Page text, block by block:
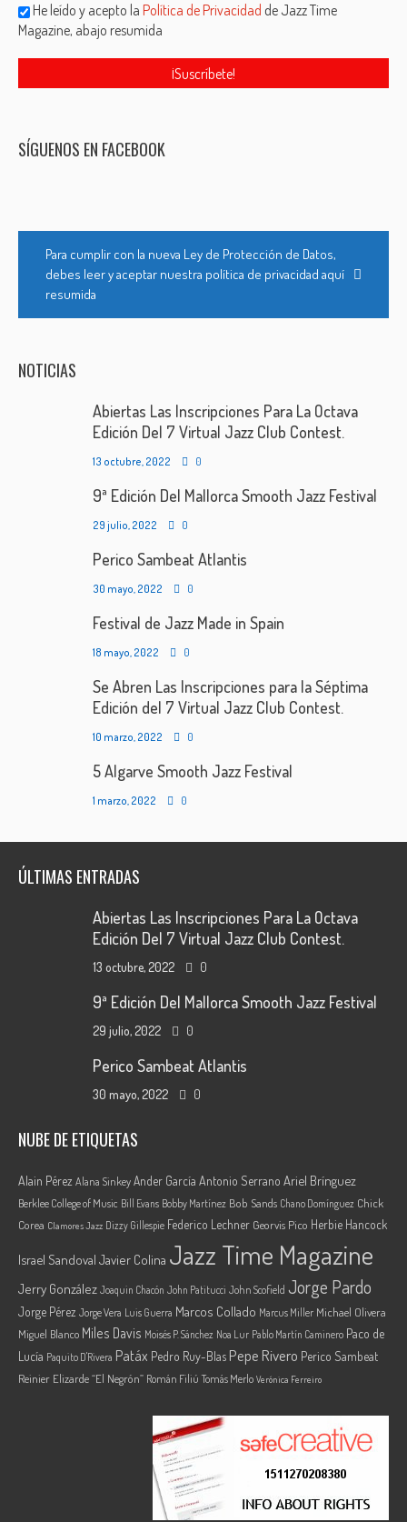
He leído y acepto laPolítica de Privacidad de Jazz Time
Magazine, abajo resumida
SÍGUENOS EN FACEBOOK
Para cumplir con la nueva Ley de Protección de Datos,
debes leer y aceptar nuestra política de privacidad aquí
resumida
NOTICIAS
Abiertas Las Inscripciones Para La Octava
Edición Del 7 Virtual Jazz Club Contest.
13 octubre, 2022 0
9ª Edición Del Mallorca Smooth Jazz Festival
29 julio, 2022 0
Perico Sambeat Atlantis
30 mayo, 2022 0
Festival de Jazz Made in Spain
18 mayo, 2022 0
Se Abren Las Inscripciones para la Séptima
Edición del 7 Virtual Jazz Club Contest.
10 marzo, 2022 0
5 Algarve Smooth Jazz Festival
1 marzo, 2022 0
ÚLTIMAS ENTRADAS
Abiertas Las Inscripciones Para La Octava
Edición Del 7 Virtual Jazz Club Contest.
13 octubre, 2022 0
9ª Edición Del Mallorca Smooth Jazz Festival
29 julio, 2022 0
Perico Sambeat Atlantis
30 mayo, 2022 0
NUBE DE ETIQUETAS
Alain Pérez Alana SinkeyAnder García Antonio Serrano Ariel Brínguez
Berklee College of Music Bill Evans Bobby Martínez Bob Sands Chano Domínguez Chick
Corea Clamores Jazz Dizzy Gillespie Federico Lechner Georvis Pico Herbie Hancock
Israel Sandoval Javier Colina Jazz Time Magazine
Jerry González Joaquin Chacón John Patitucci John Scofield Jorge Pardo
Jorge Pérez Jorge Vera Luis Guerra Marcos Collado Marcus Miller Michael Olivera
Miguel Blanco Miles Davis Moisés P. Sánchez Noa Lur Pablo Martín Caminero Paco de
Lucía Paquito D'Rivera Patáx Pedro Ruy-Blas Pepe Rivero Perico Sambeat
Reinier Elizarde “El Negrón” Román Filiú Tomás Merlo Verónica Ferreiro